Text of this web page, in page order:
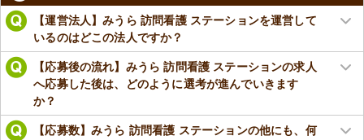
【運営法人】みうら 訪問看護 ステーションを運営して
いるのはどこの法人ですか？
【応募後の流れ】みうら 訪問看護 ステーションの求人
へ応募した後は、どのように選考が進んでいきます
か？
【応募数】みうら 訪問看護 ステーションの他にも、何